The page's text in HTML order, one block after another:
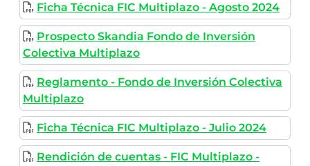
Ficha Técnica FIC Multiplazo - Agosto 2024
Prospecto Skandia Fondo de Inversión
Colectiva Multiplazo
Reglamento - Fondo de Inversión Colectiva
Multiplazo
Ficha Técnica FIC Multiplazo - Julio 2024
Rendición de cuentas - FIC Multiplazo -